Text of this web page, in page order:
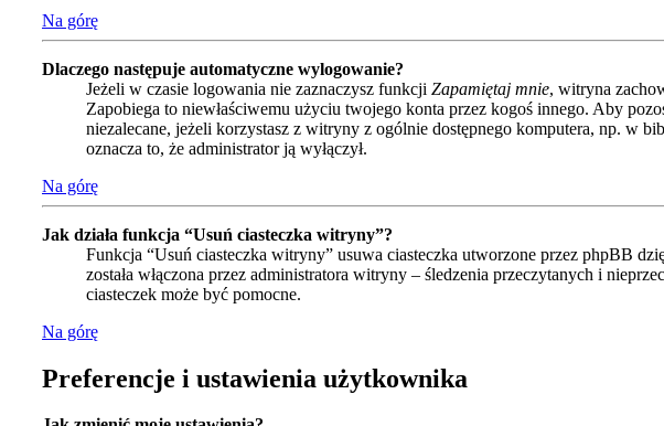
Na górę
Dlaczego następuje automatyczne wylogowanie?
Jeżeli w czasie logowania nie zaznaczysz funkcji Zapamiętaj mnie, witryna
Zapobiega to niewłaściwemu użyciu twojego konta przez kogoś innego. Aby
niezalecane, jeżeli korzystasz z witryny z ogólnie dostępnego komputera, np. w
oznacza to, że administrator ją wyłączył.
Na górę
Jak działa funkcja “Usuń ciasteczka witryny”?
Funkcja “Usuń ciasteczka witryny” usuwa ciasteczka utworzone przez phpBB
została włączona przez administratora witryny – śledzenia przeczytanych i
ciasteczek może być pomocne.
Na górę
Preferencje i ustawienia użytkownika